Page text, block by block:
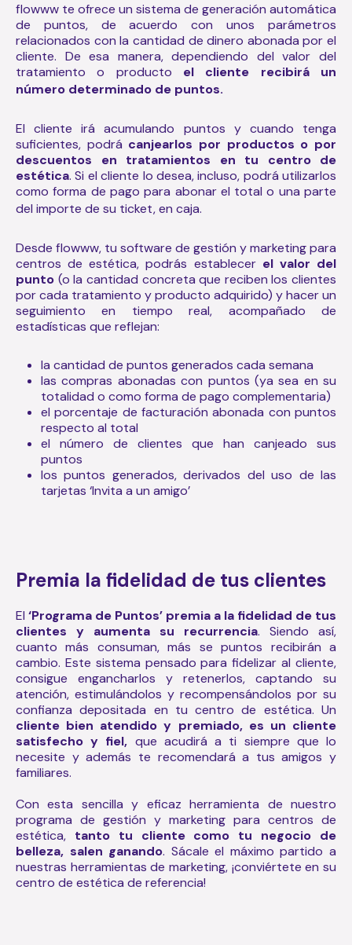
flowww te ofrece un sistema de generación automática
de puntos, de acuerdo con unos parámetros
relacionados con la cantidad de dinero abonada por el
cliente. De esa manera, dependiendo del valor del
tratamiento o producto el cliente recibirá un
número determinado de puntos.
El cliente irá acumulando puntos y cuando tenga
suficientes, podrá canjearlos por productos o por
descuentos en tratamientos en tu centro de
estética. Si el cliente lo desea, incluso, podrá utilizarlos
como forma de pago para abonar el total o una parte
del importe de su ticket, en caja.
Desde flowww, tu software de gestión y marketing para
centros de estética, podrás establecer el valor del
punto (o la cantidad concreta que reciben los clientes
por cada tratamiento y producto adquirido) y hacer un
seguimiento en tiempo real, acompañado de
estadísticas que reflejan:
la cantidad de puntos generados cada semana
las compras abonadas con puntos (ya sea en su
totalidad o como forma de pago complementaria)
el porcentaje de facturación abonada con puntos
respecto al total
el número de clientes que han canjeado sus
puntos
los puntos generados, derivados del uso de las
tarjetas ‘Invita a un amigo’
Premia la fidelidad de tus clientes
El ‘Programa de Puntos’ premia a la fidelidad de tus
clientes y aumenta su recurrencia. Siendo así,
cuanto más consuman, más se puntos recibirán a
cambio. Este sistema pensado para fidelizar al cliente,
consigue engancharlos y retenerlos, captando su
atención, estimulándolos y recompensándolos por su
confianza depositada en tu centro de estética. Un
cliente bien atendido y premiado, es un cliente
satisfecho y fiel, que acudirá a ti siempre que lo
necesite y además te recomendará a tus amigos y
familiares.
Con esta sencilla y eficaz herramienta de nuestro
programa de gestión y marketing para centros de
estética, tanto tu cliente como tu negocio de
belleza, salen ganando. Sácale el máximo partido a
nuestras herramientas de marketing, ¡conviértete en su
centro de estética de referencia!